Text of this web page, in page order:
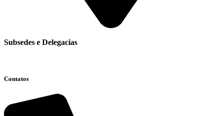
Subsedes e Delegacias
Contatos